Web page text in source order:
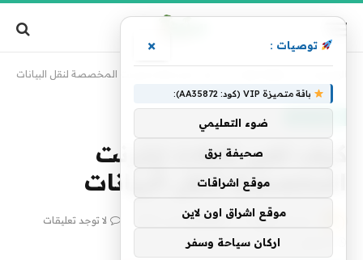
كيف تغير كابلات إيثرنت المخصصة لنقل البيانات
كيف تغير كابلات إيثرنت
المخصصة لنقل البيانات
بواسطة فريق alwahah17 أبريل، 2020
لا توجد تعليقات
توصيات : ×
باقة متميزة VIP (كود: AA35872):
ضوء التعليمي
صحيفة برق
موقع اشراقات
موقع اشراق اون لاين
اركان سياحة وسفر